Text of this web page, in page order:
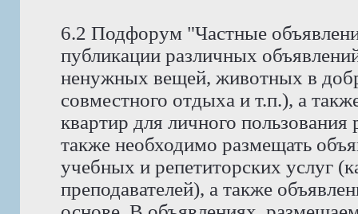
6.2 Подфорум "Частные
публикации различных
ненужных вещей, животных в
совместного отдыха и т.п.), а
квартир для личного
также необходимо размещать
учебных и репетиторских услуг
преподавателей), а также